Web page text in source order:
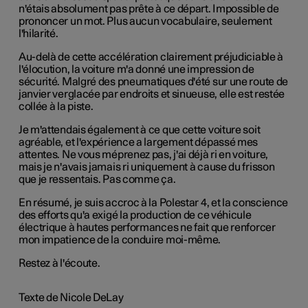
n'étais absolument pas prête à ce départ. Impossible de
prononcer un mot. Plus aucun vocabulaire, seulement
l'hilarité.
Au-delà de cette accélération clairement préjudiciable à
l'élocution, la voiture m'a donné une impression de
sécurité. Malgré des pneumatiques d'été sur une route de
janvier verglacée par endroits et sinueuse, elle est restée
collée à la piste.
Je m'attendais également à ce que cette voiture soit
agréable, et l'expérience a largement dépassé mes
attentes. Ne vous méprenez pas, j'ai déjà ri en voiture,
mais je n'avais jamais ri uniquement à cause du frisson
que je ressentais. Pas comme ça.
En résumé, je suis accroc à la Polestar 4, et la conscience
des efforts qu'a exigé la production de ce véhicule
électrique à hautes performances ne fait que renforcer
mon impatience de la conduire moi-même.
Restez à l'écoute.
Texte de Nicole DeLay